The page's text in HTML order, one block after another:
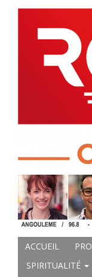
ACCUEIL
SPIRITUALITÉ